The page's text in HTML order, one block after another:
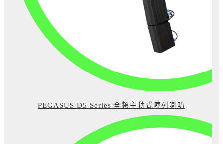
PEGASUS D5 Series 全頻主動式陣列喇叭